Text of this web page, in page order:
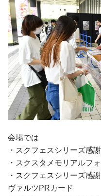
会場では
・スクフェスシリーズ感
・スクスタメモリアルフ
・スクフェスシリーズ感
ヴァルツPRカード